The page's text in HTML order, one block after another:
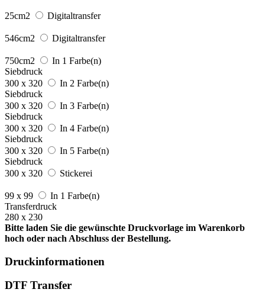
25cm2 Digitaltransfer
546cm2 Digitaltransfer
750cm2
In 1 Farbe(n)
Siebdruck
300 x 320
In 2 Farbe(n)
Siebdruck
300 x 320
In 3 Farbe(n)
Siebdruck
300 x 320
In 4 Farbe(n)
Siebdruck
300 x 320
In 5 Farbe(n)
Siebdruck
300 x 320
Stickerei
99 x 99
In 1 Farbe(n)
Transferdruck
280 x 230
Bitte laden Sie die gewünschte Druckvorlage im Warenkorb
hoch oder nach Abschluss der Bestellung.
Druckinformationen
DTF Transfer